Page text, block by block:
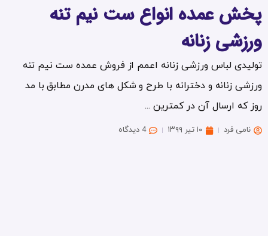
پخش عمده انواع ست نیم تنه
ورزشی زنانه
تولیدی لباس ورزشی زنانه اعمم از فروش عمده ست نیم تنه
ورزشی زنانه و دخترانه با طرح و شکل های مدرن مطابق با مد
روز که ارسال آن در کمترین ...
نامی فرد ۱۰ تیر ۱۳۹۹ 4 دیدگاه